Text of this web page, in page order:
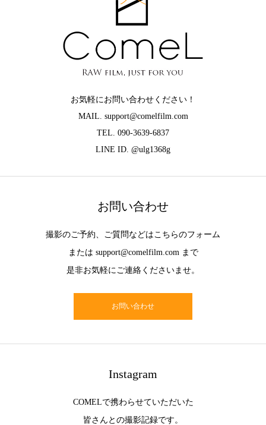
お気軽にお問い合わせください！
MAIL. support@comelfilm.com
TEL. 090-3639-6837
LINE ID. @ulg1368g
お問い合わせ
撮影のご予約、ご質問などはこちらのフォーム
または support@comelfilm.com まで
是非お気軽にご連絡くださいませ。
お問い合わせ
Instagram
COMELで携わらせていただいた
皆さんとの撮影記録です。